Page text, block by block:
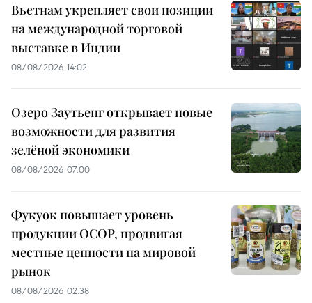
Вьетнам укрепляет свои позиции
на международной торговой
выставке в Индии
08/08/2026 14:02
Озеро Заутьенг открывает новые
возможности для развития
зелёной экономики
08/08/2026 07:00
Фукуок повышает уровень
продукции OCOP, продвигая
местные ценности на мировой
рынок
08/08/2026 02:38